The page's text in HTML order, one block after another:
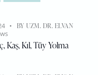
BY UZM. DR. ELVAN
Kaş, Kıl, Tüy Yolma